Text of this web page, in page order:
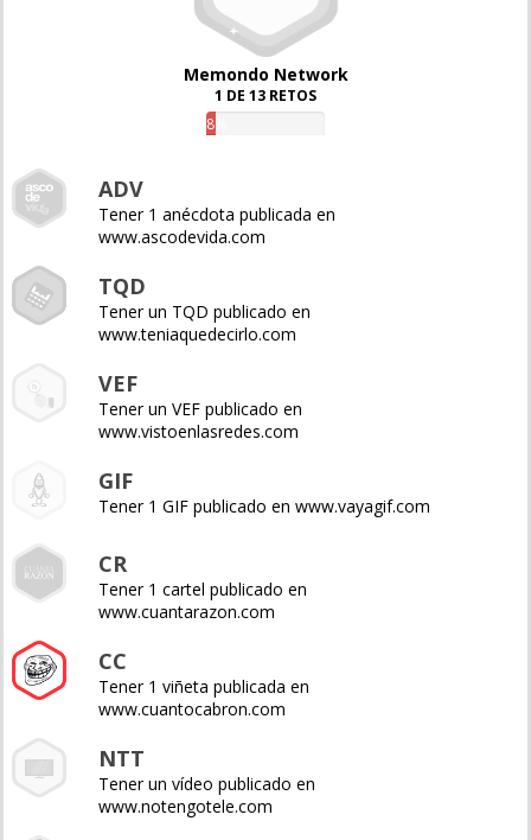
Memondo Network
1 DE 13 RETOS
8%
ADV
Tener 1 anécdota publicada en
www.ascodevida.com
TQD
Tener un TQD publicado en
www.teniaquedecirlo.com
VEF
Tener un VEF publicado en
www.vistoenlasredes.com
GIF
Tener 1 GIF publicado en www.vayagif.com
CR
Tener 1 cartel publicado en
www.cuantarazon.com
CC
Tener 1 viñeta publicada en
www.cuantocabron.com
NTT
Tener un vídeo publicado en
www.notengotele.com